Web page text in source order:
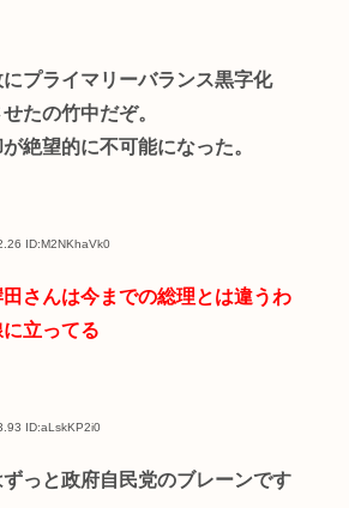
にプライマリーバランス黒字化
たの竹中だぞ。
絶望的に不可能になった。
ID:M2NKhaVk0
さんは今までの総理とは違うわ
立ってる
ID:aLskKP2i0
っと政府自民党のブレーンです